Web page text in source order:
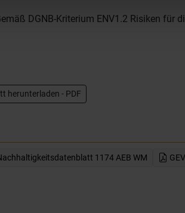
DGNB-Kriterium ENV1.2 Risiken für
herunterladen - PDF
1174 AEB WM